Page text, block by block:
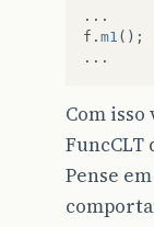
...
f . m1 ();
...
Com
FuncCLT
Pense